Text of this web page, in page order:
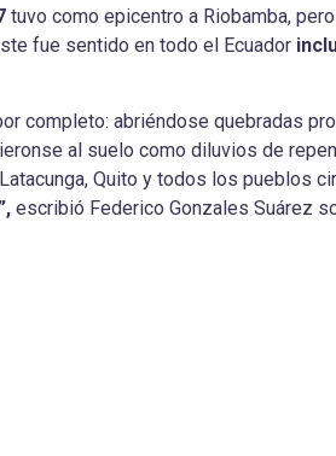
tuvo como epicentro a Riobamba,
fue sentido en todo el Ecuador
completo: abriéndose quebradas
al suelo como diluvios de
Quito y todos los pueblos
escribió Federico Gonzales Suárez